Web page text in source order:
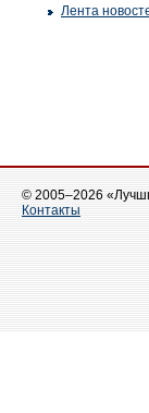
Лента
© 2005–2026
Контакты